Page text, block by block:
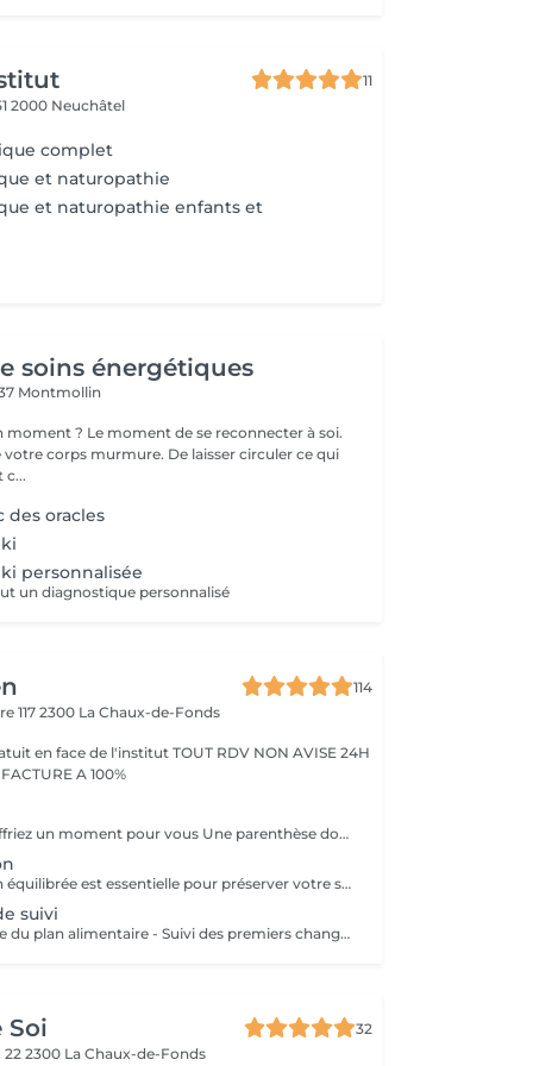
11
2000 Neuchâtel
complet
et naturopathie
et naturopathie enfants et
soins énergétiques
Montmollin
moment ? Le moment de se reconnecter à soi.
votre corps murmure. De laisser circuler ce qui
c...
des oracles
personnalisée
un diagnostique personnalisé
114
1172300 La Chaux-de-Fonds
l'institut TOUT RDV NON AVISE 24H
A 100%
Et si vous vous offriez un moment pour vous Une parenthèse douce, un espace intérieur où l'esprit se détend, s'ouvre et redécouvre ses propres ressources. L'hypnose permet d'accéder à cet état naturel où le corps se calme, où les pensées s'apaisent, et où quelque chose en vous peut commencer à changer en douceur. En hypnose ericksonienne, rien n'est forcé : on suit simplement votre rythme, votre sensibilité, votre manière unique de vivre l'expérience. Tout se fait avec bienveillance, respect et subtilité. Que ce soit pour libérer un poids, retrouver de la clarté, renforcer la confiance ou simplement expérimenter un mieux-être profond Vous pouvez choisir d'essayer. Juste tenter l'expérience. Et laisser votre esprit vous surprendre.
Une alimentation équilibrée est essentielle pour préserver votre santé et votre bien-être au quotidien, la nutrition ne se résume pas seulement à manger mais à fournir à votre corps les nutriments dont il a besoin pour fonctionner de manière optimale. Que vous souhaitiez adopter de meilleures habitudes alimentaires, optimisez vos performances sportives, être accompagner lors de maladie chroniques ou simplement prendre soin de vous. Nous vous accompagnons avec des conseils adaptés et scientifiquement validés. 1ère consultation - Anamnèse, Objectifs, Motivations - Bilan biorésonance - Passage en revue des habitudes alimentaires - Axes de Travail (Alimentation et Objectifs) - Fiches de Conseils et 1ers Objectifs
suivi
- Analyse détaillée du plan alimentaire - Suivi des premiers changements - Discussion pour cerner les difficultés et apporter des solutions - Fiches conseils + nouveaux objectifs
Soi
32
222300 La Chaux-de-Fonds